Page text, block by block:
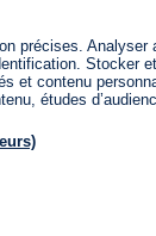
précises. Analyser
Stocker
et contenu
études